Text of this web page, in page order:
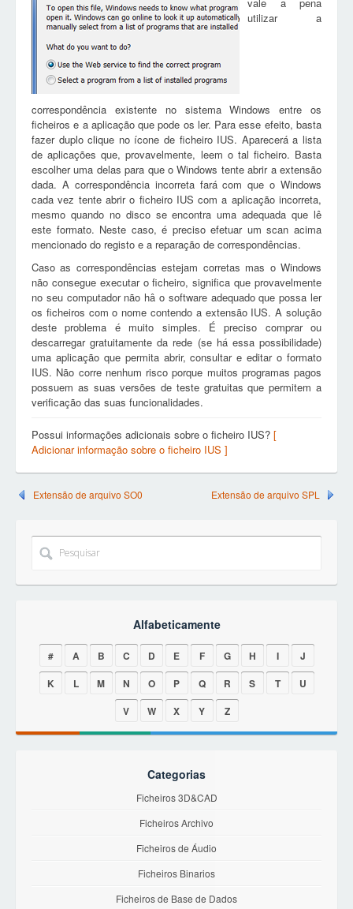
utilizar a
correspondência existente no sistema Windows entre os
ficheiros e a aplicação que pode os ler. Para esse efeito, basta
fazer duplo clique no ícone de ficheiro IUS. Aparecerá a lista
de aplicações que, provavelmente, leem o tal ficheiro. Basta
escolher uma delas para que o Windows tente abrir a extensão
dada. A correspondência incorreta fará com que o Windows
cada vez tente abrir o ficheiro IUS com a aplicação incorreta,
mesmo quando no disco se encontra uma adequada que lê
este formato. Neste caso, é preciso efetuar um scan acima
mencionado do registo e a reparação de correspondências.
Caso as correspondências estejam corretas mas o Windows
não consegue executar o ficheiro, significa que provavelmente
no seu computador não hâ o software adequado que possa ler
os ficheiros com o nome contendo a extensão IUS. A solução
deste problema é muito simples. É preciso comprar ou
descarregar gratuitamente da rede (se há essa possibilidade)
uma aplicação que permita abrir, consultar e editar o formato
IUS. Não corre nenhum risco porque muitos programas pagos
possuem as suas versões de teste gratuitas que permitem a
verificação das suas funcionalidades.
Possui informações adicionais sobre o ficheiro IUS? [
Adicionar informação sobre o ficheiro IUS ]
Extensão de arquivo SO0 Extensão de arquivo SPL
Alfabeticamente
# A B C D E F G H I
J
K
L M N O P Q R S T
U
V
W X Y Z
Categorias
Ficheiros 3D&CAD
Ficheiros Archivo
Ficheiros de Áudio
Ficheiros Binarios
Ficheiros de Base de Dados